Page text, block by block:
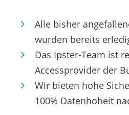
Alle bisher
wurden bereits
Das Ipster-Team ist
Accessprovider der
Wir bieten hohe
100% Datenhoheit